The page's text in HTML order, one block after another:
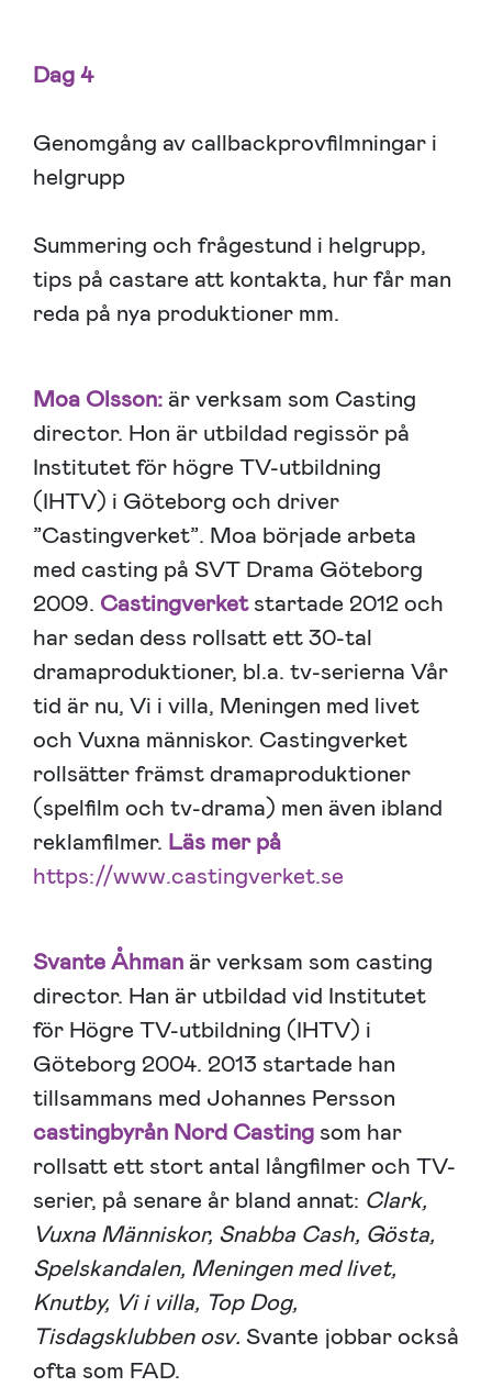
Dag 4
Genomgång av callbackprovfilmningar i
helgrupp
Summering och frågestund i helgrupp,
tips på castare att kontakta, hur får man
reda på nya produktioner mm.
Moa Olsson: är verksam som Casting
director. Hon är utbildad regissör på
Institutet för högre TV-utbildning
(IHTV) i Göteborg och driver
”Castingverket”. Moa började arbeta
med casting på SVT Drama Göteborg
2009. Castingverketstartade 2012 och
har sedan dess rollsatt ett 30-tal
dramaproduktioner, bl.a. tv-serierna Vår
tid är nu, Vi i villa, Meningen med livet
och Vuxna människor. Castingverket
rollsätter främst dramaproduktioner
(spelfilm och tv-drama) men även ibland
reklamfilmer. Läs mer på
https://www.castingverket.se
Svante Åhman är verksam som casting
director. Han är utbildad vid Institutet
för Högre TV-utbildning (IHTV) i
Göteborg 2004. 2013 startade han
tillsammans med Johannes Persson
castingbyrån Nord Castingsom har
rollsatt ett stort antal långfilmer och TV-
serier, på senare år bland annat: Clark,
Vuxna Människor, Snabba Cash, Gösta,
Spelskandalen, Meningen med livet,
Knutby, Vi i villa, Top Dog,
Tisdagsklubben osv. Svante jobbar också
ofta som FAD.